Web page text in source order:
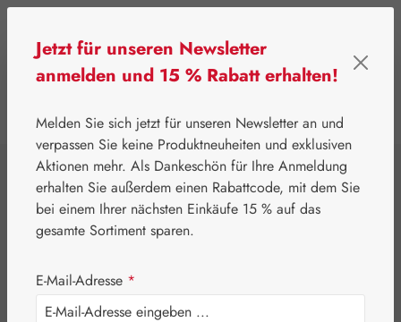
⌂ Gall Pharma Aminosäuren
Ornithin / Arginin
1:2 GPH Kapseln
Jetzt für unseren Newsletter
anmelden und 15 % Rabatt erhalten!
Melden Sie sich jetzt für unseren Newsletter an und
verpassen Sie keine Produktneuheiten und exklusiven
Aktionen mehr. Als Dankeschön für Ihre Anmeldung
erhalten Sie außerdem einen Rabattcode, mit dem Sie
bei einem Ihrer nächsten Einkäufe 15 % auf das
gesamte Sortiment sparen.
E-Mail-Adresse *